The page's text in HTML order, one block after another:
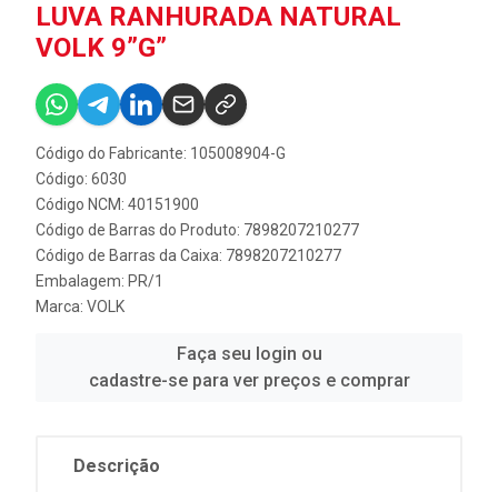
LUVA RANHURADA NATURAL
VOLK 9”G”
Código do Fabricante: 105008904-G
Código: 6030
Código NCM: 40151900
Código de Barras do Produto: 7898207210277
Código de Barras da Caixa: 7898207210277
Embalagem: PR/1
Marca: VOLK
Faça seu login ou
cadastre-se para ver preços e comprar
Descrição